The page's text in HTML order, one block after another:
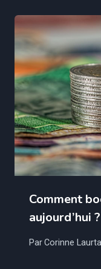
Comment
aujourd’hui ?
ParCorinne Laurta